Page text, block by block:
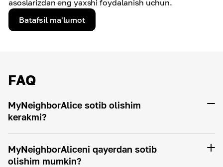
asoslarizdan eng yaxshi foydalanish uchun.
Batafsil ma'lumot
FAQ
MyNeighborAlice sotib olishim
kerakmi?
MyNeighborAliceni qayerdan sotib
olishim mumkin?